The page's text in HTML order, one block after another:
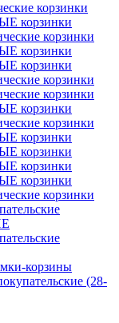
корзинки
корзинки
корзинки
корзинки
корзинки
корзинки
корзинки
корзинки
корзинки
корзинки
корзинки
корзинки
корзинки
корзинки
корзины
(28-